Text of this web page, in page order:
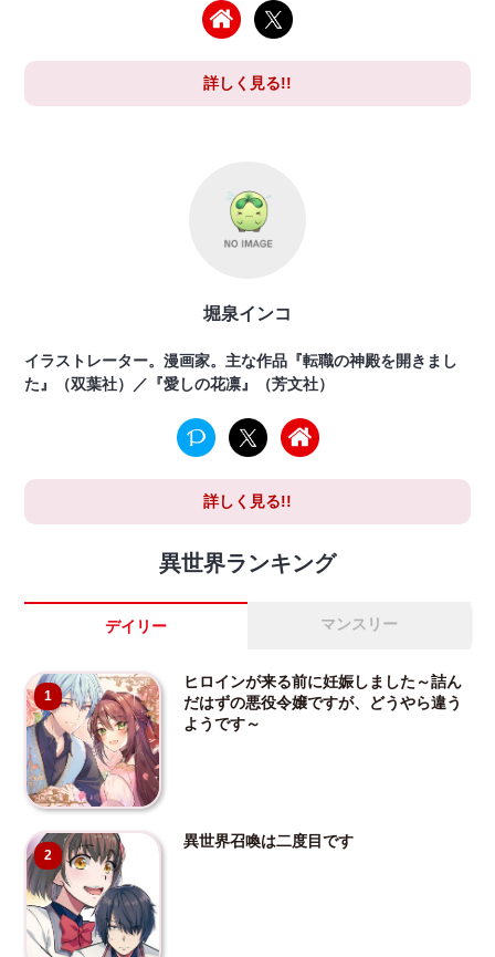
詳しく見る!!
堀泉インコ
イラストレーター。漫画家。主な作品『転職の神殿を開きまし
た』（双葉社）／『愛しの花凛』（芳文社）
詳しく見る!!
異世界ランキング
デイリー マンスリー
1
ヒロインが来る前に妊娠しました～詰ん
だはずの悪役令嬢ですが、どうやら違う
ようです～
2
異世界召喚は二度目です